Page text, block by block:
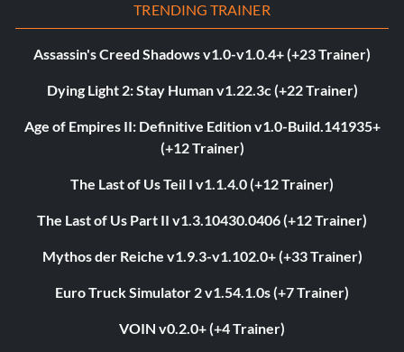
TRENDING TRAINER
Assassin's Creed Shadows v1.0-v1.0.4+ (+23 Trainer)
Dying Light 2: Stay Human v1.22.3c (+22 Trainer)
Age of Empires II: Definitive Edition v1.0-Build.141935+
(+12 Trainer)
The Last of Us Teil I v1.1.4.0 (+12 Trainer)
The Last of Us Part II v1.3.10430.0406 (+12 Trainer)
Mythos der Reiche v1.9.3-v1.102.0+ (+33 Trainer)
Euro Truck Simulator 2 v1.54.1.0s (+7 Trainer)
VOIN v0.2.0+ (+4 Trainer)